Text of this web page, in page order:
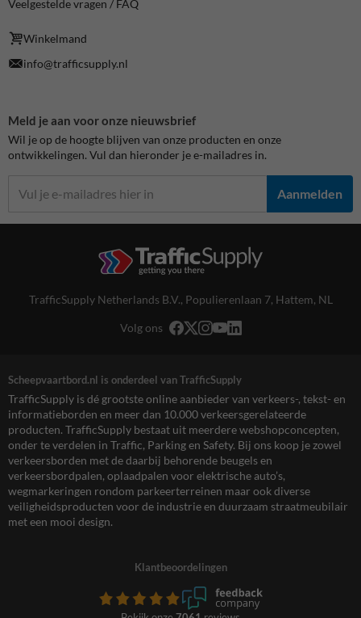
Veelgestelde vragen / FAQ
Winkelmand
info@trafficsupply.nl
Meld je aan voor onze nieuwsbrief
Wil je op de hoogte blijven van onze producten en onze
ontwikkelingen. Vul dan hieronder je e-mailadres in.
Aanmelden
TrafficSupply Netherlands B.V., Populierenlaan 7, Hattem, NL
Volg ons
Scheepvaartbord.nl is onderdeel van TrafficSupply
TrafficSupply is dé grootste online aanbieder van verkeers-, tekst- en
informatieborden en meer dan 10.000 verkeersgerelateerde
producten. TrafficSupply bestaat uit meerdere webshopconcepten,
onder te verdelen in Traffic, Parking en Safety. Bij ons koop je zowel
verkeersborden met de daarbij behorende beugels en
verkeersbordpalen, oplaadpalen voor elektrische auto’s,
wegmarkeringen rondom parkeerterreinen maar ook diverse
veiligheidsproducten voor de industrie en duurzaam straatmeubilair
met een mooi design.
Klantbeoordelingen